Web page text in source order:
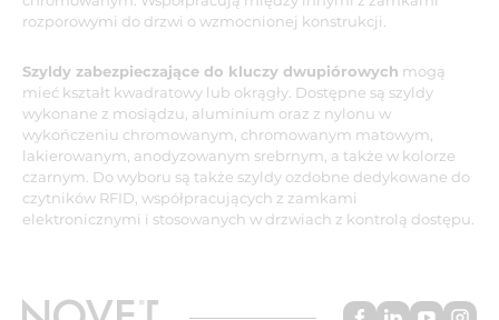
rozporowymi do drzwi o wzmocnionej konstrukcji.
Szyldy zabezpieczające do kluczy dwupiórowych mogą
mieć kształt kwadratowy lub okrągły. Dostępne są szyldy
wykonane z mosiądzu, aluminium oraz z nylonu w
wykończeniu chromowanym, chromowanym matowym,
lakierowanym, anodyzowanym srebrnym, a także w kolorze
czarnym. Do wyboru są także szyldy ozdobne dedykowane do
czytników RFID, współpracujących z zamkami
elektronicznymi i stosowanych w drzwiach z kontrolą dostępu.